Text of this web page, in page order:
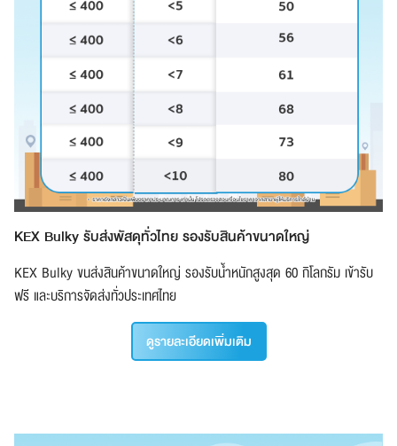
KEX Bulky รับส่งพัสดุทั่วไทย รองรับสินค้าขนาดใหญ่
KEX Bulky ขนส่งสินค้าขนาดใหญ่ รองรับน้ำหนักสูงสุด 60 กิโลกรัม เข้ารับ
ฟรี และบริการจัดส่งทั่วประเทศไทย
ดูรายละเอียดเพิ่มเติม